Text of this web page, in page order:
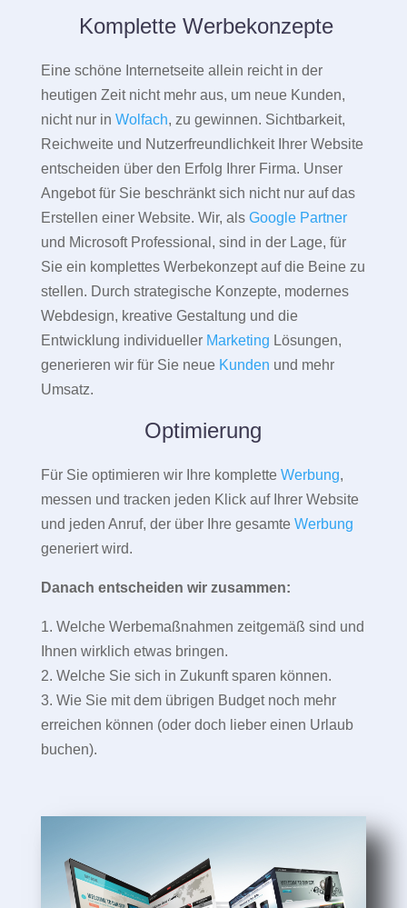
Komplette Werbekonzepte
Eine schöne Internetseite allein reicht in der
heutigen Zeit nicht mehr aus, um neue Kunden,
nicht nur in Wolfach, zu gewinnen. Sichtbarkeit,
Reichweite und Nutzerfreundlichkeit Ihrer Website
entscheiden über den Erfolg Ihrer Firma. Unser
Angebot für Sie beschränkt sich nicht nur auf das
Erstellen einer Website. Wir, als Google Partner
und Microsoft Professional, sind in der Lage, für
Sie ein komplettes Werbekonzept auf die Beine zu
stellen. Durch strategische Konzepte, modernes
Webdesign, kreative Gestaltung und die
Entwicklung individueller Marketing Lösungen,
generieren wir für Sie neue Kunden und mehr
Umsatz.
Optimierung
Für Sie optimieren wir Ihre komplette Werbung,
messen und tracken jeden Klick auf Ihrer Website
und jeden Anruf, der über Ihre gesamte Werbung
generiert wird.
Danach entscheiden wir zusammen:
1. Welche Werbemaßnahmen zeitgemäß sind und
Ihnen wirklich etwas bringen.
2. Welche Sie sich in Zukunft sparen können.
3. Wie Sie mit dem übrigen Budget noch mehr
erreichen können (oder doch lieber einen Urlaub
buchen).